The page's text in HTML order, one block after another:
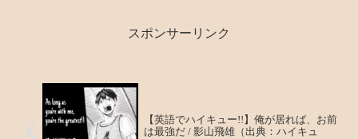
スポンサーリンク
【英語でハイキュー!!】俺が居れば、お前
は最強だ / 影山飛雄（出典：ハイキュ